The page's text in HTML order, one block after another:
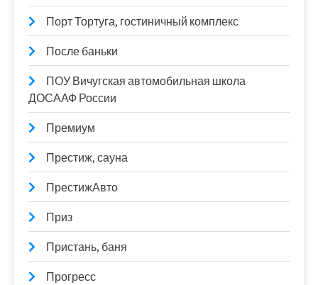
Порт Тортуга, гостиничный комплекс
После баньки
ПОУ Вичугская автомобильная школа
ДОСААФ России
Премиум
Престиж, сауна
ПрестижАвто
Приз
Пристань, баня
Прогресс